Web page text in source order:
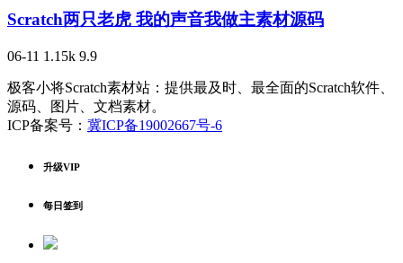
Scratch两只老虎 我的声音我做主素材源码
06-11 1.15k 9.9
极客小将Scratch素材站：提供最及时、最全面的Scratch软件、
源码、图片、文档素材。
ICP备案号： 冀ICP备19002667号-6
升级VIP
每日签到